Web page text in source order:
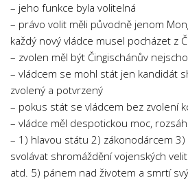
– jeho funkce byla volitelná
– právo volit měli původně jenom
každý nový vládce musel pocházet z
– zvolen měl být Čingischánův
– vládcem se mohl stát jen kandidát
zvolený a potvrzený
– pokus stát se vládcem bez zvolení
– vládce měl despotickou moc,
– 1) hlavou státu 2) zákonodárcem
svolávat shromáždění vojenských
atd. 5) pánem nad životem a smrtí